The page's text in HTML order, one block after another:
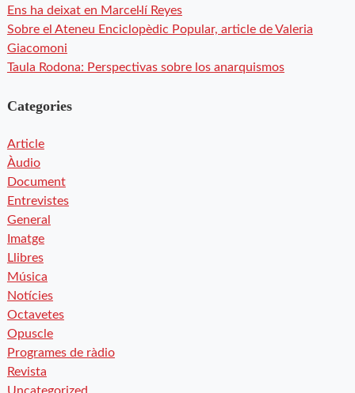
Ens ha deixat en Marcel·lí Reyes
Sobre el Ateneu Enciclopèdic Popular, article de Valeria
Giacomoni
Taula Rodona: Perspectivas sobre los anarquismos
Categories
Article
Àudio
Document
Entrevistes
General
Imatge
Llibres
Música
Notícies
Octavetes
Opuscle
Programes de ràdio
Revista